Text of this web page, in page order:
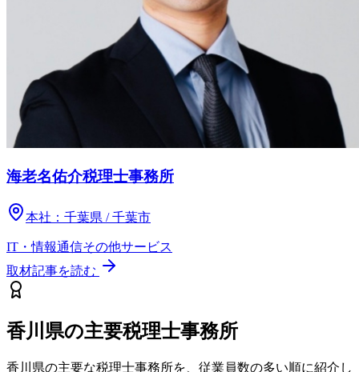
海老名佑介税理士事務所
本社： 千葉県 / 千葉市
IT・情報通信その他サービス
取材記事を読む
香川県の主要税理士事務所
香川県の主要な税理士事務所を、従業員数の多い順に紹介し